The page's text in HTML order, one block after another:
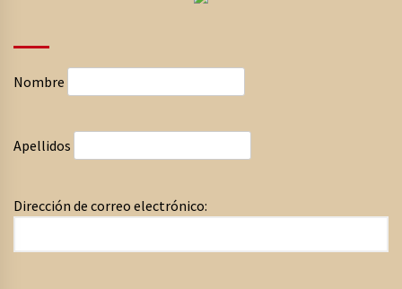
Nombre
Apellidos
Dirección de correo electrónico: